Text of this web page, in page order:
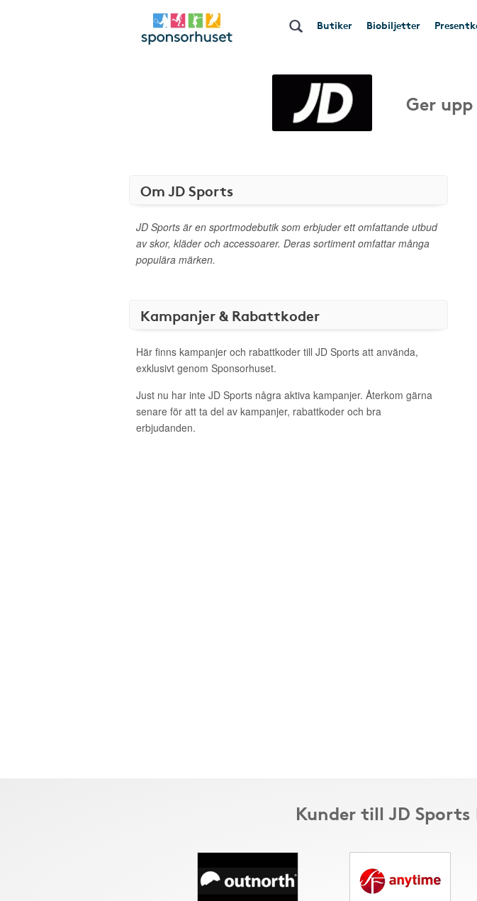
Butiker Biobiljetter
Ger
Om JD Sports
JD Sports är en sportmodebutik som erbjuder ett omfattande utbud
av skor, kläder och accessoarer. Deras sortiment omfattar många
populära märken.
Kampanjer & Rabattkoder
Här finns kampanjer och rabattkoder till JD Sports att använda,
exklusivt genom Sponsorhuset.
Just nu har inte JD Sports några aktiva kampanjer. Återkom gärna
senare för att ta del av kampanjer, rabattkoder och bra
erbjudanden.
Kunder till JD